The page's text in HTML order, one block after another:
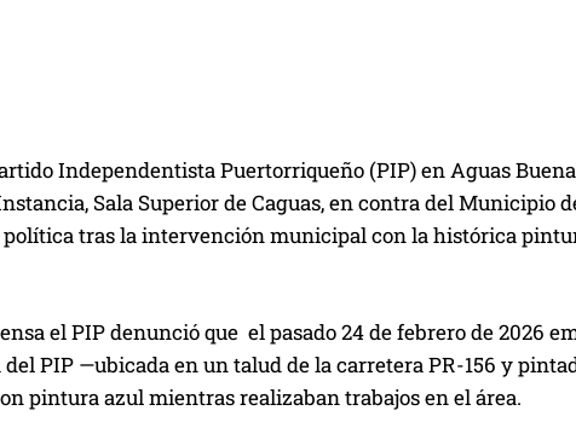
Independentista Puertorriqueño (PIP) en Aguas
Sala Superior de Caguas, en contra del Municipio
tras la intervención municipal con la histórica
el PIP denunció que el pasado 24 de febrero de 2026
PIP —ubicada en un talud de la carretera PR-156 y
pintura azul mientras realizaban trabajos en el área.